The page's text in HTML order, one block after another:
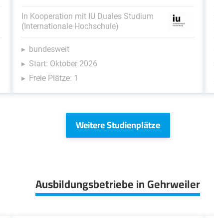
In Kooperation mit IU Duales Studium
(Internationale Hochschule)
bundesweit
Start: Oktober 2026
Freie Plätze: 1
Weitere Studienplätze
Ausbildungsbetriebe in Gehrweiler